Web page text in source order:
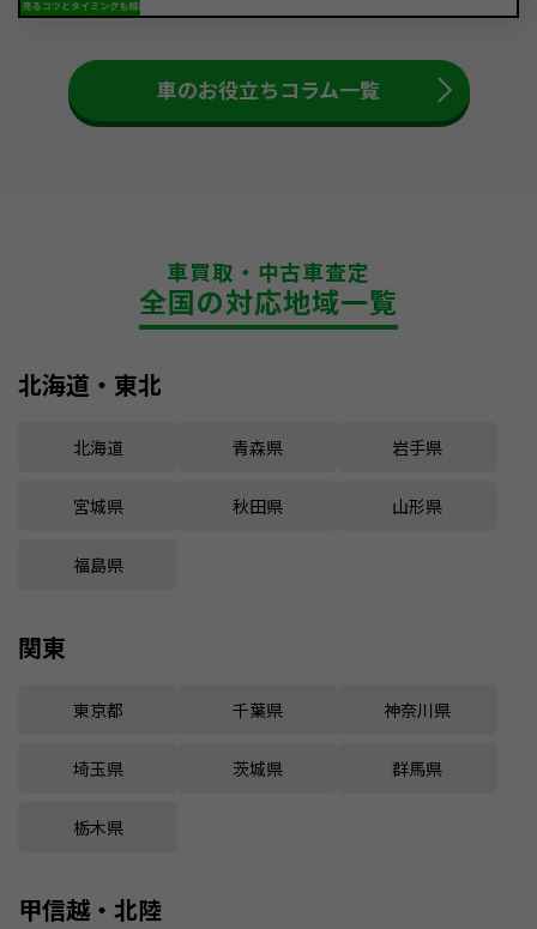
車のお役立ちコラム一覧
車買取・中古車査定
全国の対応地域一覧
北海道・東北
北海道 青森県 岩手県
宮城県 秋田県 山形県
福島県
関東
東京都 千葉県 神奈川県
埼玉県 茨城県 群馬県
栃木県
甲信越・北陸